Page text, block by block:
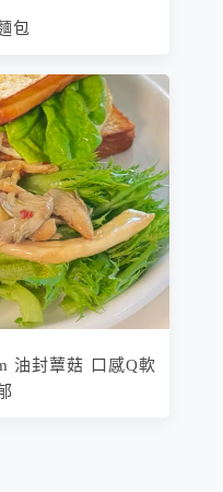
包
油封蕈菇 口感Q軟